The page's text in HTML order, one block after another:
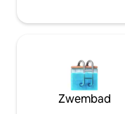
Zwembad